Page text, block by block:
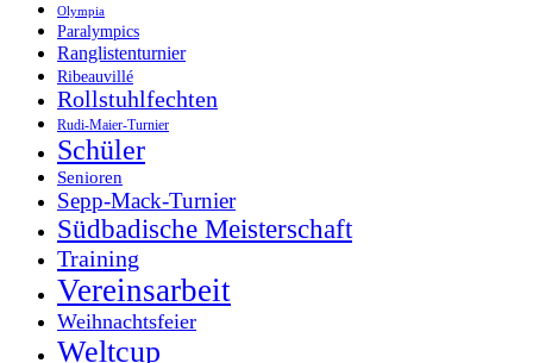
Olympia
Paralympics
Ranglistenturnier
Ribeauvillé
Rollstuhlfechten
Rudi-Maier-Turnier
Schüler
Senioren
Sepp-Mack-Turnier
Südbadische Meisterschaft
Training
Vereinsarbeit
Weihnachtsfeier
Weltcup